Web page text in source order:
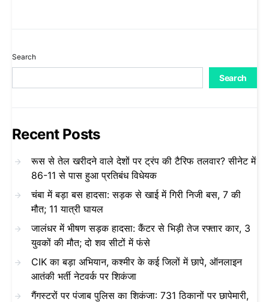
Search
Search
Recent Posts
रूस से तेल खरीदने वाले देशों पर ट्रंप की टैरिफ तलवार? सीनेट में
86-11 से पास हुआ प्रतिबंध विधेयक
चंबा में बड़ा बस हादसा: सड़क से खाई में गिरी निजी बस, 7 की
मौत; 11 यात्री घायल
जालंधर में भीषण सड़क हादसा: कैंटर से भिड़ी तेज रफ्तार कार, 3
युवकों की मौत; दो शव सीटों में फंसे
CIK का बड़ा अभियान, कश्मीर के कई जिलों में छापे, ऑनलाइन
आतंकी भर्ती नेटवर्क पर शिकंजा
गैंगस्टरों पर पंजाब पुलिस का शिकंजा: 731 ठिकानों पर छापेमारी,